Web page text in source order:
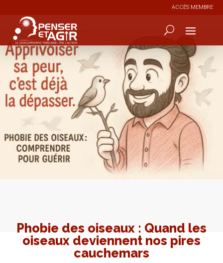
ACCÈS MEMBRE
Phobie des oiseaux : Quand les
oiseaux deviennent nos pires
cauchemars